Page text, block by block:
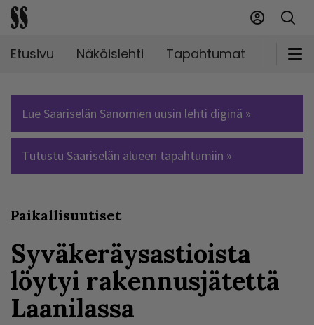
Etusivu Näköislehti Tapahtumat
Lue Saariselän Sanomien uusin lehti diginä »
Tutustu Saariselän alueen tapahtumiin »
Paikallisuutiset
Syväkeräysastioista
löytyi rakennusjätettä
Laanilassa